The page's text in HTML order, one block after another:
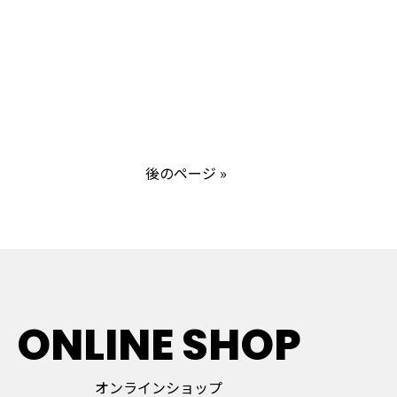
後のページ »
ONLINE SHOP
オンラインショップ